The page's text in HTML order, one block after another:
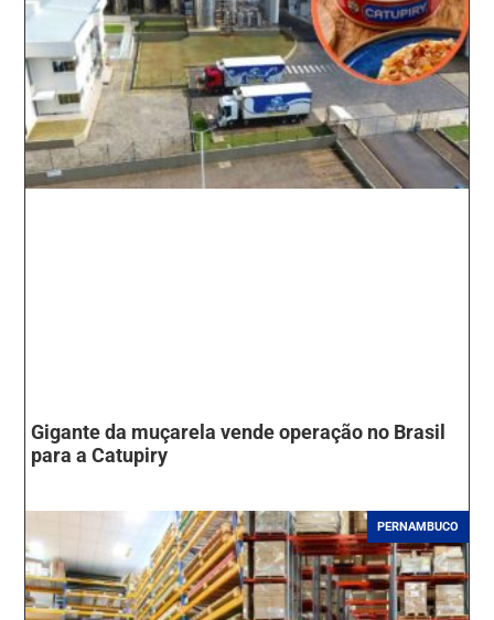
Gigante da muçarela vende operação no Brasil
para a Catupiry
PERNAMBUCO